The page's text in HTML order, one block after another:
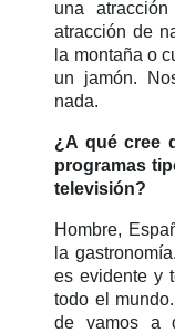
una
atracción de
la montaña o
un jamón.
nada.
¿A qué cree
programas
televisión?
Hombre,
la
es evidente y
todo el
de vamos a